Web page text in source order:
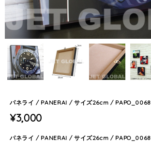
パネライ / PANERAI / サイズ26cm / PAPO_0068
¥3,000
パネライ / PANERAI / サイズ26cm / PAPO_0068